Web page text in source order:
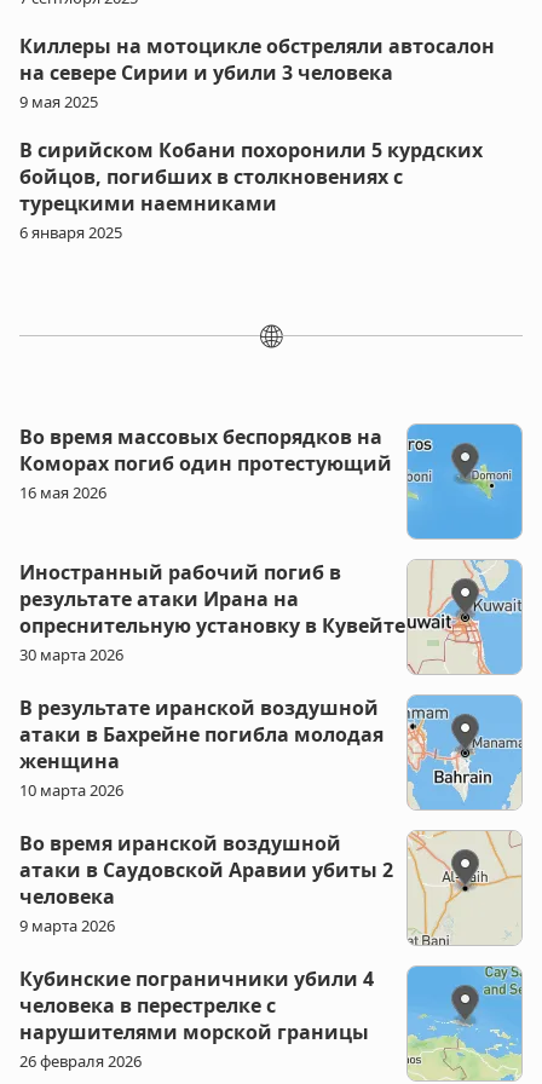
Киллеры на мотоцикле обстреляли автосалон
на севере Сирии и убили 3 человека
9 мая 2025
В сирийском Кобани похоронили 5 курдских
бойцов, погибших в столкновениях с
турецкими наемниками
6 января 2025
🌐
Во время массовых беспорядков на
Коморах погиб один протестующий
16 мая 2026
Иностранный рабочий погиб в
результате атаки Ирана на
опреснительную установку в Кувейте
30 марта 2026
В результате иранской воздушной
атаки в Бахрейне погибла молодая
женщина
10 марта 2026
Во время иранской воздушной
атаки в Саудовской Аравии убиты 2
человека
9 марта 2026
Кубинские пограничники убили 4
человека в перестрелке с
нарушителями морской границы
26 февраля 2026